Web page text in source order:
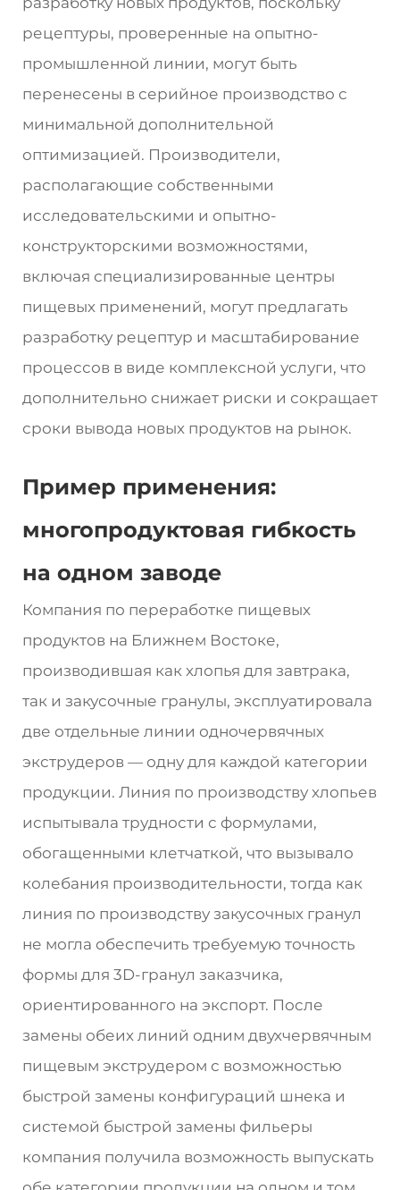
рецептуры, проверенные на опытно-
промышленной линии, могут быть
перенесены в серийное производство с
минимальной дополнительной
оптимизацией. Производители,
располагающие собственными
исследовательскими и опытно-
конструкторскими возможностями,
включая специализированные центры
пищевых применений, могут предлагать
разработку рецептур и масштабирование
процессов в виде комплексной услуги, что
дополнительно снижает риски и сокращает
сроки вывода новых продуктов на рынок.
Пример применения:
многопродуктовая гибкость
на одном заводе
Компания по переработке пищевых
продуктов на Ближнем Востоке,
производившая как хлопья для завтрака,
так и закусочные гранулы, эксплуатировала
две отдельные линии одночервячных
экструдеров — одну для каждой категории
продукции. Линия по производству хлопьев
испытывала трудности с формулами,
обогащенными клетчаткой, что вызывало
колебания производительности, тогда как
линия по производству закусочных гранул
не могла обеспечить требуемую точность
формы для 3D-гранул заказчика,
ориентированного на экспорт. После
замены обеих линий одним двухчервячным
пищевым экструдером с возможностью
быстрой замены конфигураций шнека и
системой быстрой замены фильеры
компания получила возможность выпускать